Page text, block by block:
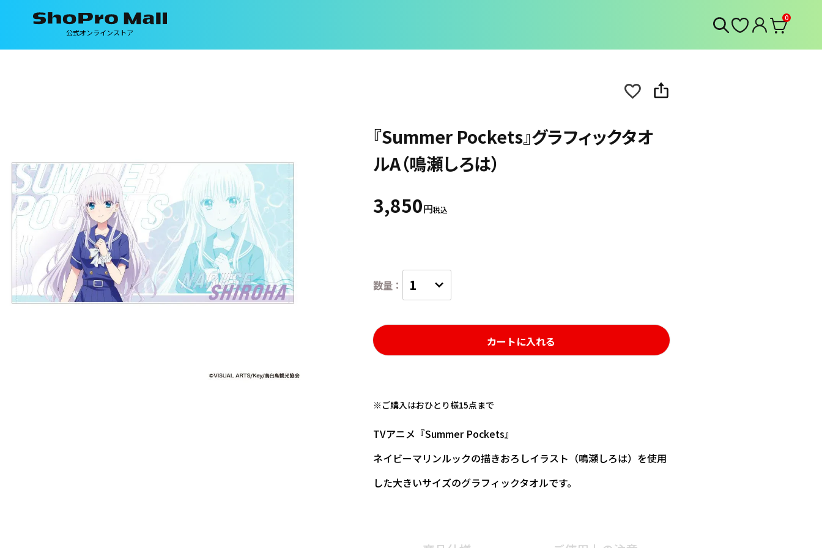
公式オンラインストア
0
『Summer Pockets』グラフィックタオ
ルA（鳴瀬しろは）
3,850 税込
カートに入れる
※ご購入はおひとり様15点まで
TVアニメ『Summer Pockets』
ネイビーマリンルックの描きおろしイラスト（鳴瀬しろは）を使用
した大きいサイズのグラフィックタオルです。